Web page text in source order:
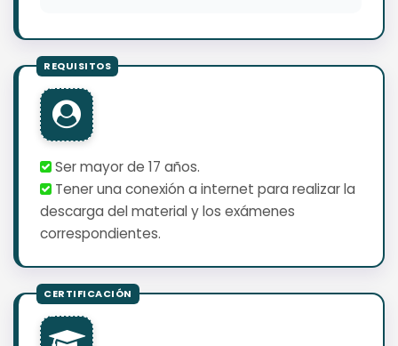
Ser mayor de 17 años.
Tener una conexión a internet para realizar la
descarga del material y los exámenes
correspondientes.